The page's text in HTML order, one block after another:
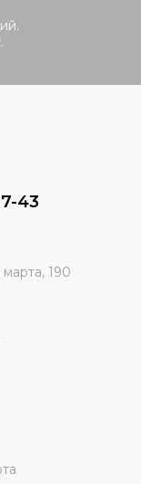
43
марта, 190